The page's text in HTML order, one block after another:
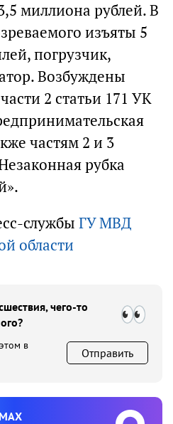
миллиона рублей. В
изъяты 5
погрузчик,
Возбуждены
2 статьи 171 УК
частям 2 и 3
рубка
службы ГУ МВД
области
чего-то
в
Отправить